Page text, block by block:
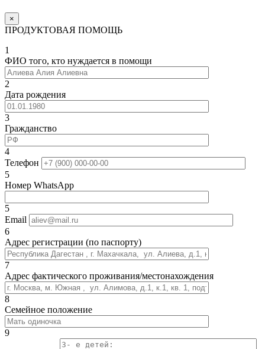
×
ПРОДУКТОВАЯ ПОМОЩЬ
1
ФИО того, кто нуждается в помощи
2
Дата рождения
3
Гражданство
4
Телефон
5
Номер WhatsApp
5
Email
6
Адрес регистрации (по паспорту)
7
Адрес фактического проживания/местонахождения
8
Семейное положение
9